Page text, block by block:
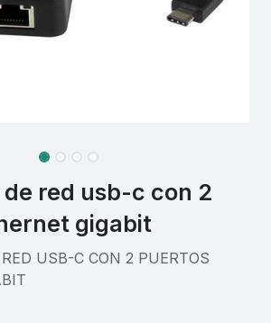
red usb-c con 2
gigabit
USB-C CON 2 PUERTOS